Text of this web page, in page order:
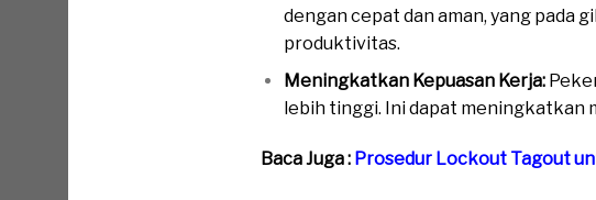
dengan cepat dan aman, yang pada
produktivitas.
Meningkatkan Kepuasan Kerja:
lebih tinggi. Ini dapat meningkatkan
Baca Juga : Prosedur Lockout Tagout